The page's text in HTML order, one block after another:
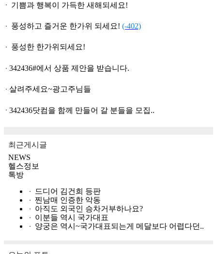
기쁨과 행복이 가득한 새해되세요!
풍성하고 즐거운 한가위 되세요! (-402)
풍성한 한가위되세요!
342436#에서 상품 제안을 받습니다.
살려주세요~광고주님들
342436닷컴을 함께 만들어 갈 분들을 모집..
최근게시글
NEWS
헬스정보
톡방
드디어 김건희 등판
찐남매 인증한 악동
아직도 외국인 승차거부하나요?
이분들 역시 국가대표
양궁은 역시~국가대표되는게 메달보다 어렵다던..